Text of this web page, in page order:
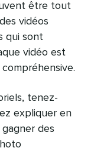
être tout
vidéos
qui sont
vidéo est
tenez-
expliquer en
gagner des